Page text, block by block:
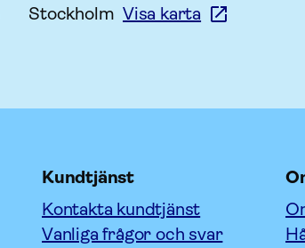
StockholmVisa karta
Kundtjänst
Kontakta kundtjänst
Vanliga frågor och svar